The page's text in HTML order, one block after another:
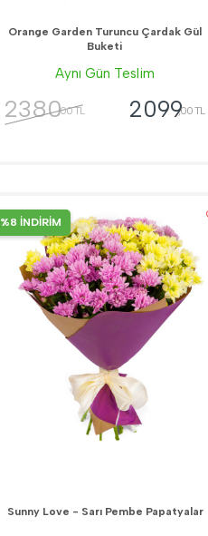
Orange Garden Turuncu Çardak Gül
Buketi
Aynı Gün Teslim
2380,00 TL 2099,00 TL
%8 İNDİRİM
Sunny Love - Sarı Pembe Papatyalar